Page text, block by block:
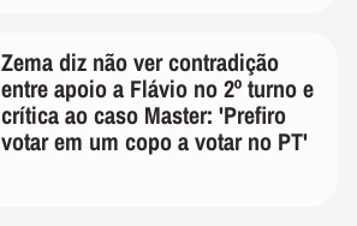
Zema diz não ver contradição
entre apoio a Flávio no 2º turno e
crítica ao caso Master: 'Prefiro
votar em um copo a votar no PT'